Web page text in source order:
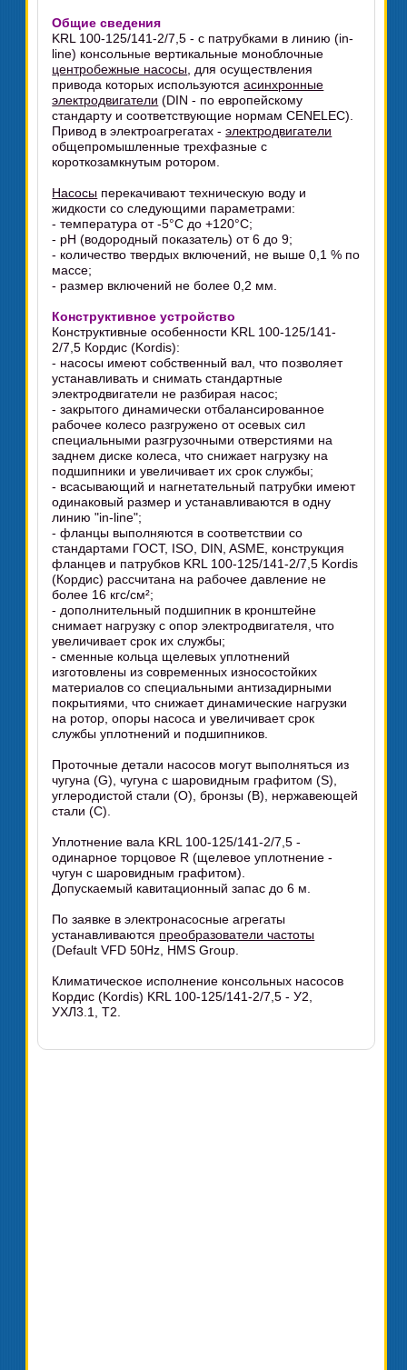
Общие сведения
KRL 100-125/141-2/7,5 - с патрубками в линию (in-
line) консольные вертикальные моноблочные
центробежные насосы , для осуществления
привода которых используютсяасинхронные
электродвигатели (DIN - по европейскому
стандарту и соответствующие нормам CENELEC).
Привод в электроагрегатах -электродвигатели
общепромышленные трехфазные с
короткозамкнутым ротором.
Насосы перекачивают техническую воду и
жидкости со следующими параметрами:
- температура от -5°C до +120°C;
- рН (водородный показатель) от 6 до 9;
- количество твердых включений, не выше 0,1 % по
массе;
- размер включений не более 0,2 мм.
Конструктивное устройство
Конструктивные особенности KRL 100-125/141-
2/7,5 Кордис (Kordis):
- насосы имеют собственный вал, что позволяет
устанавливать и снимать стандартные
электродвигатели не разбирая насос;
- закрытого динамически отбалансированное
рабочее колесо разгружено от осевых сил
специальными разгрузочными отверстиями на
заднем диске колеса, что снижает нагрузку на
подшипники и увеличивает их срок службы;
- всасывающий и нагнетательный патрубки имеют
одинаковый размер и устанавливаются в одну
линию "in-line";
- фланцы выполняются в соответствии со
стандартами ГОСТ, ISO, DIN, ASME, конструкция
фланцев и патрубков KRL 100-125/141-2/7,5 Kordis
(Кордис) рассчитана на рабочее давление не
более 16 кгс/см²;
- дополнительный подшипник в кронштейне
снимает нагрузку с опор электродвигателя, что
увеличивает срок их службы;
- сменные кольца щелевых уплотнений
изготовлены из современных износостойких
материалов со специальными антизадирными
покрытиями, что снижает динамические нагрузки
на ротор, опоры насоса и увеличивает срок
службы уплотнений и подшипников.
Проточные детали насосов могут выполняться из
чугуна (G), чугуна с шаровидным графитом (S),
углеродистой стали (O), бронзы (B), нержавеющей
стали (C).
Уплотнение вала KRL 100-125/141-2/7,5 -
одинарное торцовое R (щелевое уплотнение -
чугун с шаровидным графитом).
Допускаемый кавитационный запас до 6 м.
По заявке в электронасосные агрегаты
устанавливаются преобразователи частоты
(Default VFD 50Hz, HMS Group.
Климатическое исполнение консольных насосов
Кордис (Kordis) KRL 100-125/141-2/7,5 - У2,
УХЛ3.1, Т2.